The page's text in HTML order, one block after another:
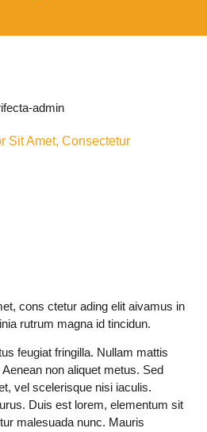
admin
Sit Amet, Consectetur
cons ctetur ading elit aivamus in
rutrum magna id tincidun.
feugiat fringilla. Nullam mattis
non aliquet metus. Sed
vel scelerisque nisi iaculis.
Duis est lorem, elementum sit
malesuada nunc. Mauris